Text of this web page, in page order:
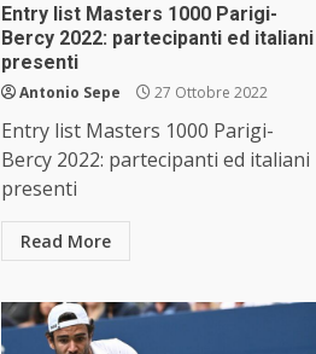
Entry list Masters 1000 Parigi-
Bercy 2022: partecipanti ed italiani
presenti
Antonio Sepe 27 Ottobre 2022
Entry list Masters 1000 Parigi-
Bercy 2022: partecipanti ed italiani
presenti
Read More